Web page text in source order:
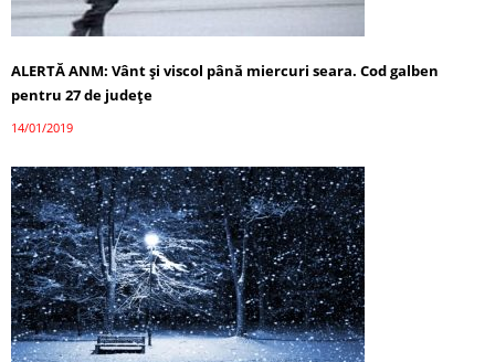
ALERTĂ ANM: Vânt şi viscol până miercuri seara. Cod galben
pentru 27 de judeţe
14/01/2019